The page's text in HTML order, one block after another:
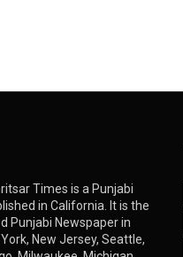
Times is a Punjabi
in California. It is the
Punjabi Newspaper in
New Jersey, Seattle,